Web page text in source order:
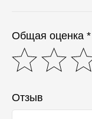
Общая оценка *
Отзыв